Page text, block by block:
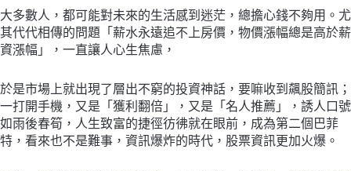
大多數人，都可能對未來的生活感到迷茫，總擔心錢不夠用。尤
其代代相傳的問題「薪水永遠追不上房價，物價漲幅總是高於薪
資漲幅」，一直讓人心生焦慮，
於是市場上就出現了層出不窮的投資神話，要嘛收到飆股簡訊；
一打開手機，又是「獲利翻倍」，又是「名人推薦」，誘人口號
如雨後春筍，人生致富的捷徑彷彿就在眼前，成為第二個巴菲
特，看來也不是難事，資訊爆炸的時代，股票資訊更加火爆。